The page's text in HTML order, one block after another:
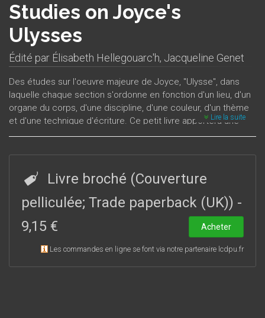
Studies on Joyce's
Ulysses
Édité par Élisabeth Hellegouarc'h, Jacqueline Genet
Des études sur l'oeuvre majeure de Joyce, "Ulysse", dans
laquelle chaque section s'ordonne en fonction d'un lieu, d'un
organe du corps, d'une discipline, d'une couleur, d'un thème
et d'une technique d'écriture. Ce petit livre apportera une
aide précieuse aux étudiants et, par ses regards multiples
Lire la suite
Livre broché (Couverture
pelliculée; Trade paperback (UK)) -
9,15 €
Acheter
Les commandes en ligne se font via notre partenaire lcdpu.fr